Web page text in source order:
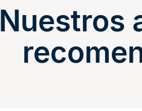
Nuestros